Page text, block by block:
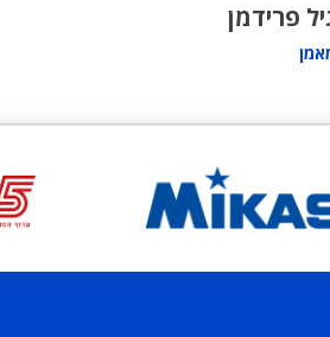
פרידמן